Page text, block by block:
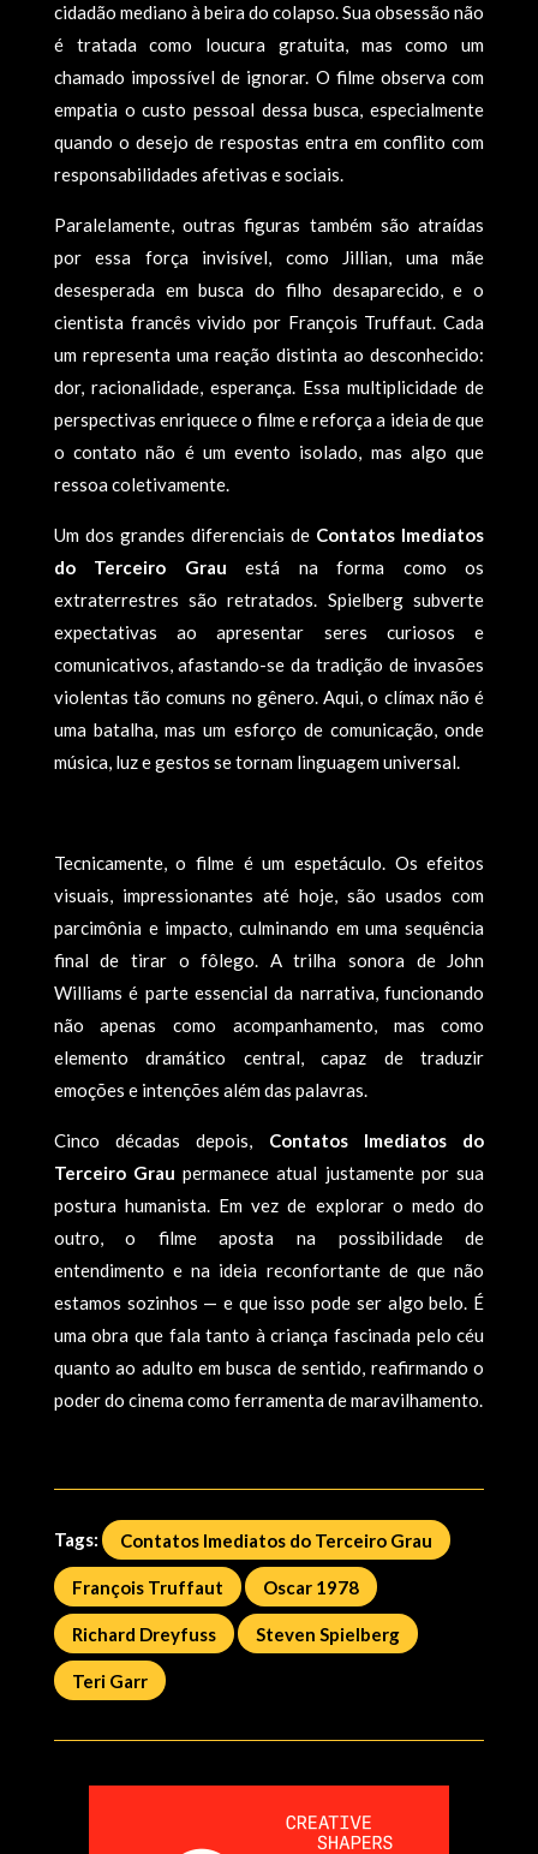
cidadão mediano à beira do colapso. Sua obsessão não
é tratada como loucura gratuita, mas como um
chamado impossível de ignorar. O filme observa com
empatia o custo pessoal dessa busca, especialmente
quando o desejo de respostas entra em conflito com
responsabilidades afetivas e sociais.
Paralelamente, outras figuras também são atraídas
por essa força invisível, como Jillian, uma mãe
desesperada em busca do filho desaparecido, e o
cientista francês vivido por François Truffaut. Cada
um representa uma reação distinta ao desconhecido:
dor, racionalidade, esperança. Essa multiplicidade de
perspectivas enriquece o filme e reforça a ideia de que
o contato não é um evento isolado, mas algo que
ressoa coletivamente.
Um dos grandes diferenciais de Contatos Imediatos
do Terceiro Grau está na forma como os
extraterrestres são retratados. Spielberg subverte
expectativas ao apresentar seres curiosos e
comunicativos, afastando-se da tradição de invasões
violentas tão comuns no gênero. Aqui, o clímax não é
uma batalha, mas um esforço de comunicação, onde
música, luz e gestos se tornam linguagem universal.
Tecnicamente, o filme é um espetáculo. Os efeitos
visuais, impressionantes até hoje, são usados com
parcimônia e impacto, culminando em uma sequência
final de tirar o fôlego. A trilha sonora de John
Williams é parte essencial da narrativa, funcionando
não apenas como acompanhamento, mas como
elemento dramático central, capaz de traduzir
emoções e intenções além das palavras.
Cinco décadas depois, Contatos Imediatos do
Terceiro Grau permanece atual justamente por sua
postura humanista. Em vez de explorar o medo do
outro, o filme aposta na possibilidade de
entendimento e na ideia reconfortante de que não
estamos sozinhos — e que isso pode ser algo belo. É
uma obra que fala tanto à criança fascinada pelo céu
quanto ao adulto em busca de sentido, reafirmando o
poder do cinema como ferramenta de maravilhamento.
Tags: Contatos Imediatos do Terceiro Grau
François Truffaut Oscar 1978
Richard Dreyfuss Steven Spielberg
Teri Garr